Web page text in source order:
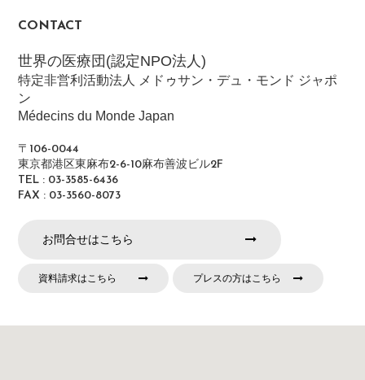
CONTACT
世界の医療団(認定NPO法人)
特定非営利活動法人 メドゥサン・デュ・モンド ジャポ
ン
Médecins du Monde Japan
〒106-0044
東京都港区東麻布2-6-10麻布善波ビル2F
TEL : 03-3585-6436
FAX : 03-3560-8073
お問合せはこちら
資料請求はこちら プレスの方はこちら